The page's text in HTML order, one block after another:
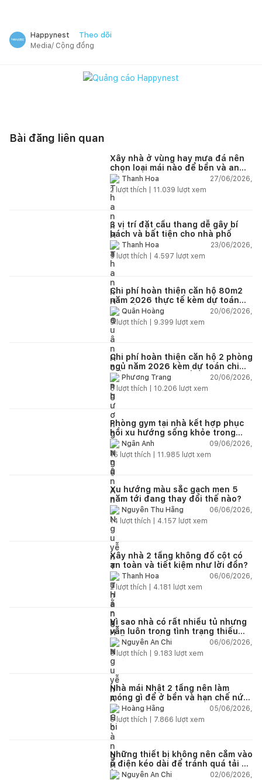
Happynest Theo dõi
Media/ Cộng đồng
Bài đăng liên quan
Xây nhà ở vùng hay mưa đá nên
chọn loại mái nào để bền và an
toàn?Thanh Hoa
27/06/2026,
2 lượt thích | 11.039 lượt xem
3 vị trí đặt cầu thang dễ gây bí
bách và bất tiện cho nhà phố
Thanh Hoa
23/06/2026,
5 lượt thích | 4.597 lượt xem
Chi phí hoàn thiện căn hộ 80m2
năm 2026 thực tế kèm dự toán
chi tiết từng hạng mục
Quân Hoàng
20/06/2026,
9lượt thích | 9.399 lượt xem
Chi phí hoàn thiện căn hộ 2 phòng
ngủ năm 2026 kèm dự toán chi
tiết và ví dụ thực tế
Phương Trang
20/06/2026,
5 lượt thích | 10.206 lượt xem
Phòng gym tại nhà kết hợp phục
hồi xu hướng sống khỏe trong
nhà hiện đại
Ngân Anh
09/06/2026,
15 lượt thích | 11.985 lượt xem
Xu hướng màu sắc gạch men 5
năm tới đang thay đổi thế nào?
Nguyễn Thu Hằng
06/06/2026,
14 lượt thích | 4.157 lượt xem
Xây nhà 2 tầng không đổ cột có
an toàn và tiết kiệm như lời đồn?
Thanh Hoa
06/06/2026,
2lượt thích | 4.181 lượt xem
Vì sao nhà có rất nhiều tủ nhưng
vẫn luôn trong tình trạng thiếu
chỗ chứa đồ?
Nguyễn An Chi
06/06/2026,
5lượt thích | 9.183 lượt xem
Nhà mái Nhật 2 tầng nên làm
móng gì để ở bền và hạn chế nứt
lún?Hoàng Hằng
05/06/2026,
5lượt thích | 7.866 lượt xem
Những thiết bị không nên cắm vào
ổ điện kéo dài để tránh quá tải và
chập cháy trong nhà
Nguyễn An Chi
02/06/2026,